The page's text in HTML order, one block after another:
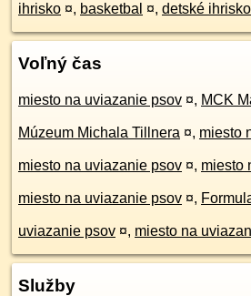
ihrisko ¤, basketbal ¤, detské ihrisko
Voľný čas
miesto na uviazanie psov ¤, MCK
Múzeum Michala Tillnera ¤, miesto
miesto na uviazanie psov ¤, miesto
miesto na uviazanie psov ¤,
uviazanie psov ¤, miesto na
Služby